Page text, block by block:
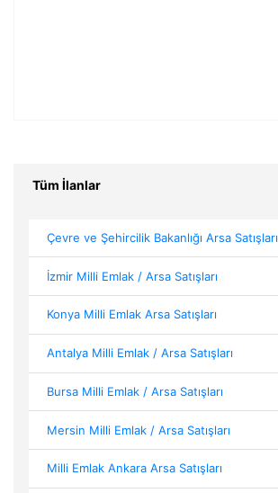
Tüm İlanlar
Çevre ve Şehircilik Bakanlığı Arsa Satışları
İzmir Milli Emlak / Arsa Satışları
Konya Milli Emlak Arsa Satışları
Antalya Milli Emlak / Arsa Satışları
Bursa Milli Emlak / Arsa Satışları
Mersin Milli Emlak / Arsa Satışları
Milli Emlak Ankara Arsa Satışları